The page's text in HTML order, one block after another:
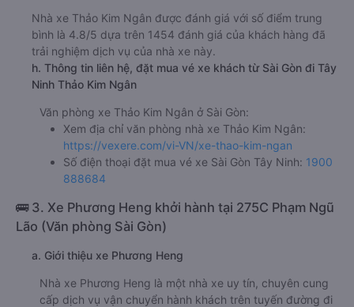
Nhà xe Thảo Kim Ngân được đánh giá với số điểm trung
bình là 4.8/5 dựa trên 1454 đánh giá của khách hàng đã
trải nghiệm dịch vụ của nhà xe này.
h. Thông tin liên hệ, đặt mua vé xe khách từ Sài Gòn đi Tây
Ninh Thảo Kim Ngân
Văn phòng xe Thảo Kim Ngân ở Sài Gòn:
Xem địa chỉ văn phòng nhà xe Thảo Kim Ngân:
https://vexere.com/vi-VN/xe-thao-kim-ngan
Số điện thoại đặt mua vé xe Sài Gòn Tây Ninh: 1900
888684
🚌 3. Xe Phương Heng khởi hành tại 275C Phạm Ngũ
Lão (Văn phòng Sài Gòn)
a. Giới thiệu xe Phương Heng
Nhà xe Phương Heng là một nhà xe uy tín, chuyên cung
cấp dịch vụ vận chuyển hành khách trên tuyến đường đi